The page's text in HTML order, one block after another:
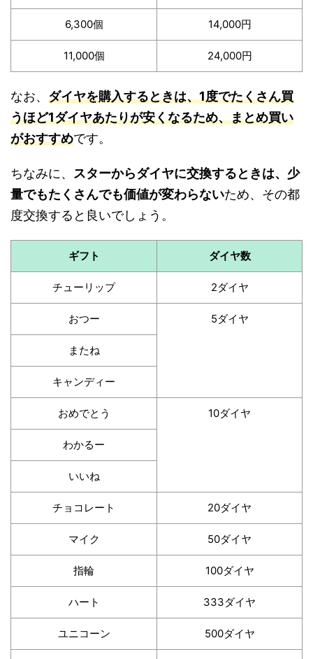
6,300個 14,000円
11,000個 24,000円
なお、 ダイヤを購入するときは、1度でたくさん買
うほど1ダイヤあたりが安くなるため、まとめ買い
がおすすめです。
ちなみに、 スターからダイヤに交換するときは、少
量でもたくさんでも価値が変わらないため、その都
度交換すると良いでしょう。
ギフト ダイヤ数
チューリップ 2ダイヤ
おつー 5ダイヤ
またね
キャンディー
おめでとう 10ダイヤ
わかるー
いいね
チョコレート 20ダイヤ
マイク 50ダイヤ
指輪 100ダイヤ
ハート 333ダイヤ
ユニコーン 500ダイヤ